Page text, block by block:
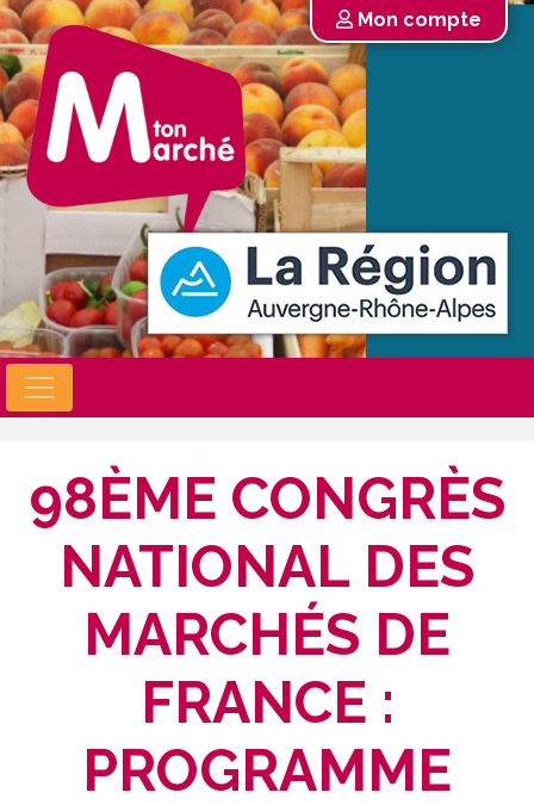
Mon compte
98ÈME CONGRÈS
NATIONAL DES
MARCHÉS DE
FRANCE :
PROGRAMME